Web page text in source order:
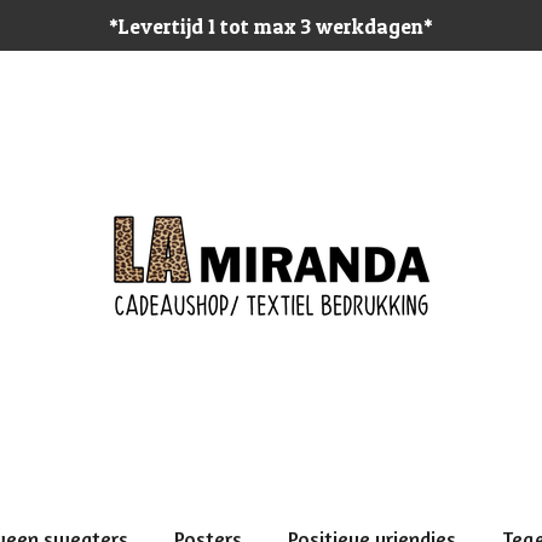
*Levertijd 1 tot max 3 werkdagen*